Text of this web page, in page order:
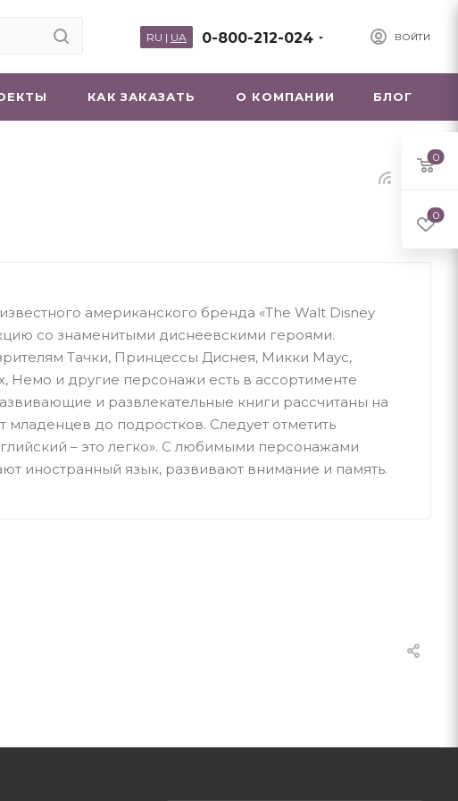
ВОЙТИ
0-800-212-024
RU | UA
КАК ЗАКАЗАТЬ О КОМПАНИИ БЛОГ
американского бренда «The Walt Disney
со знаменитыми диснеевскими героями.
Тачки, Принцессы Диснея, Микки Маус,
Немо и другие персонажи есть в ассортименте
и развлекательные книги рассчитаны на
младенцев до подростков. Следует отметить
– это легко». С любимыми персонажами
иностранный язык, развивают внимание и память.
0
0